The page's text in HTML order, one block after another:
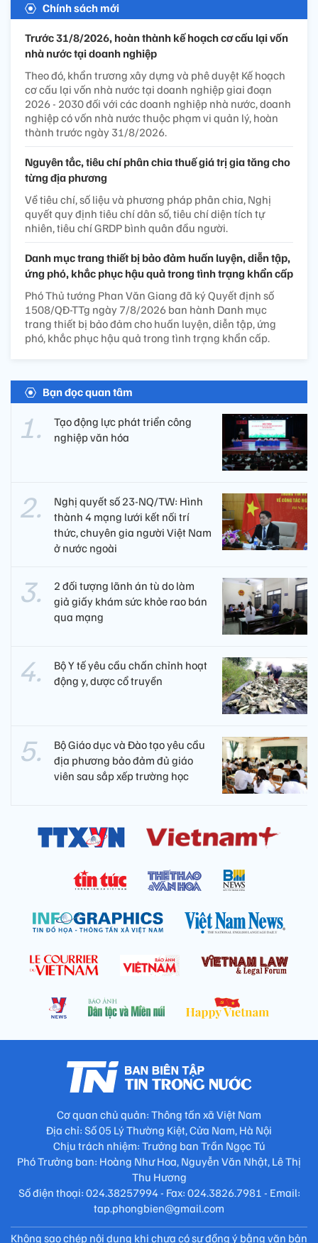
Chính sách mới
Trước 31/8/2026, hoàn thành kế hoạch cơ cấu lại vốn
nhà nước tại doanh nghiệp
Theo đó, khẩn trương xây dựng và phê duyệt Kế hoạch
cơ cấu lại vốn nhà nước tại doanh nghiệp giai đoạn
2026 - 2030 đối với các doanh nghiệp nhà nước, doanh
nghiệp có vốn nhà nước thuộc phạm vi quản lý, hoàn
thành trước ngày 31/8/2026.
Nguyên tắc, tiêu chí phân chia thuế giá trị gia tăng cho
từng địa phương
Về tiêu chí, số liệu và phương pháp phân chia, Nghị
quyết quy định tiêu chí dân số, tiêu chí diện tích tự
nhiên, tiêu chí GRDP bình quân đầu người.
Danh mục trang thiết bị bảo đảm huấn luyện, diễn tập,
ứng phó, khắc phục hậu quả trong tình trạng khẩn cấp
Phó Thủ tướng Phan Văn Giang đã ký Quyết định số
1508/QĐ-TTg ngày 7/8/2026 ban hành Danh mục
trang thiết bị bảo đảm cho huấn luyện, diễn tập, ứng
phó, khắc phục hậu quả trong tình trạng khẩn cấp.
Bạn đọc quan tâm
Tạo động lực phát triển công
nghiệp văn hóa
Nghị quyết số 23-NQ/TW: Hình
thành 4 mạng lưới kết nối trí
thức, chuyên gia người Việt Nam
ở nước ngoài
2 đối tượng lãnh án tù do làm
giả giấy khám sức khỏe rao bán
qua mạng
Bộ Y tế yêu cầu chấn chỉnh hoạt
động y, dược cổ truyền
Bộ Giáo dục và Đào tạo yêu cầu
địa phương bảo đảm đủ giáo
viên sau sắp xếp trường học
Cơ quan chủ quản: Thông tấn xã Việt Nam
Địa chỉ: Số 05 Lý Thường Kiệt, Cửa Nam, Hà Nội
Chịu trách nhiệm: Trưởng ban Trần Ngọc Tú
Phó Trưởng ban: Hoàng Như Hoa, Nguyễn Văn Nhật, Lê Thị
Thu Hương
Số điện thoại: 024.38257994 - Fax: 024.3826.7981 - Email:
tap.phongbien@gmail.com
Không sao chép nội dung khi chưa có sự đồng ý bằng văn bản